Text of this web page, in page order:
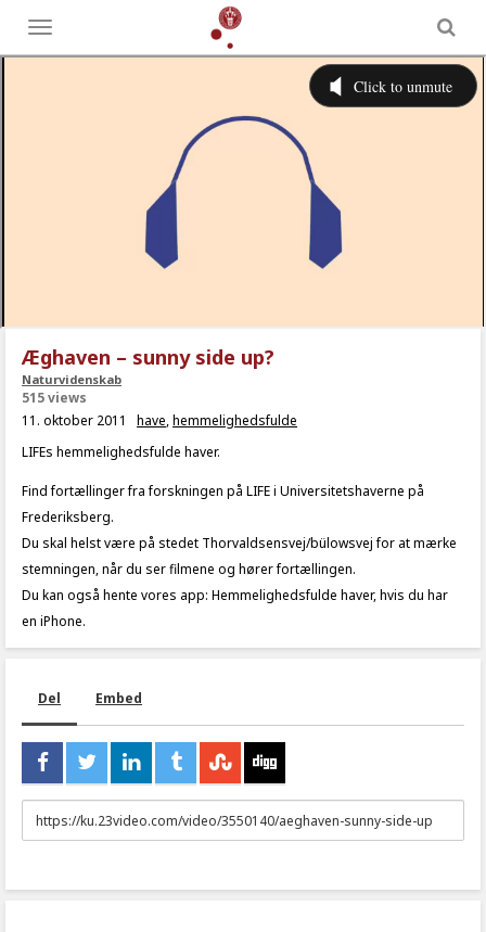
Toggle
menu
Æghaven – sunny side up?
Naturvidenskab
515 views
11. oktober 2011
have,hemmelighedsfulde
LIFEs hemmelighedsfulde haver.
Find fortællinger fra forskningen på LIFE i Universitetshaverne på
Frederiksberg.
Du skal helst være på stedet Thorvaldsensvej/bülowsvej for at mærke
stemningen, når du ser filmene og hører fortællingen.
Du kan også hente vores app: Hemmelighedsfulde haver, hvis du har
en iPhone.
Del Embed
URL
to